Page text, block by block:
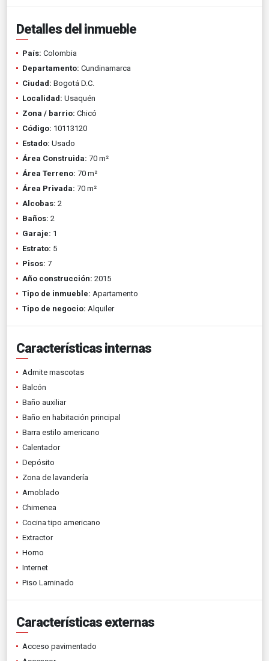
Detalles del inmueble
País: Colombia
Departamento: Cundinamarca
Ciudad: Bogotá D.C.
Localidad: Usaquén
Zona / barrio: Chicó
Código: 10113120
Estado: Usado
Área Construida: 70 m²
Área Terreno: 70 m²
Área Privada: 70 m²
Alcobas: 2
Baños: 2
Garaje: 1
Estrato: 5
Pisos: 7
Año construcción: 2015
Tipo de inmueble: Apartamento
Tipo de negocio: Alquiler
Características internas
Admite mascotas
Balcón
Baño auxiliar
Baño en habitación principal
Barra estilo americano
Calentador
Depósito
Zona de lavandería
Amoblado
Chimenea
Cocina tipo americano
Extractor
Horno
Internet
Piso Laminado
Características externas
Acceso pavimentado